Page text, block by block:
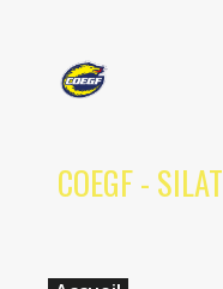
COEGF - SILAT